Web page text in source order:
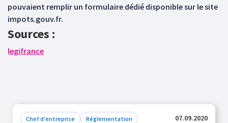
pouvaient remplir un formulaire dédié disponible sur le site
impots.gouv.fr.
Sources :
legifrance
Chef d'entreprise Réglementation 07.09.2020